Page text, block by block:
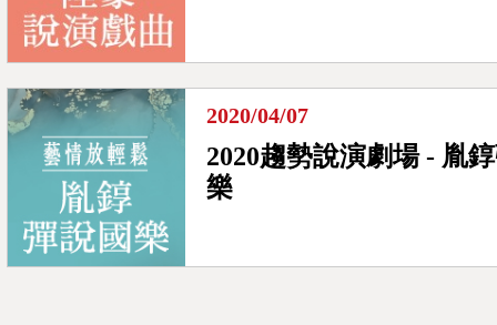
2020/04/07
2020趨勢說演劇場 - 胤
樂